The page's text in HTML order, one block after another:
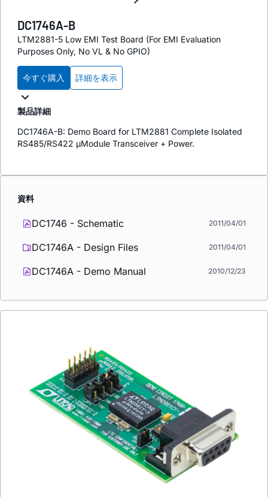
DC1746A-B
LTM2881-5 Low EMI Test Board (For EMI Evaluation
Purposes Only, No VL & No GPIO)
今すぐ購入 詳細を表示
製品詳細
DC1746A-B: Demo Board for LTM2881 Complete Isolated
RS485/RS422 µModule Transceiver + Power.
資料
DC1746 - Schematic 2011/04/01
DC1746A - Design Files 2011/04/01
DC1746A - Demo Manual 2010/12/23